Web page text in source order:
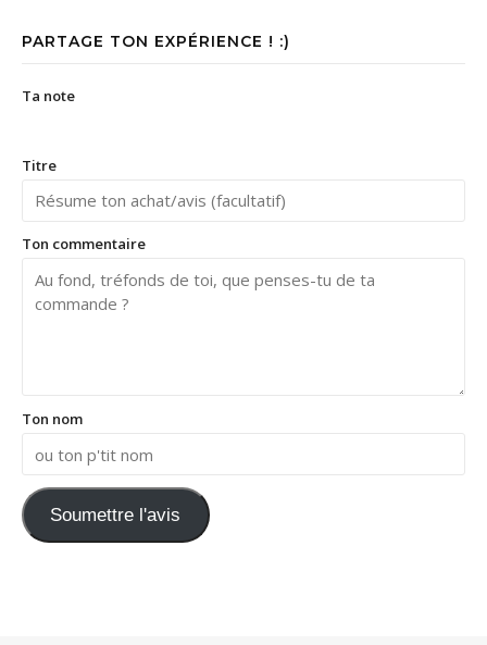
PARTAGE TON EXPÉRIENCE ! :)
Ta note
Titre
Ton commentaire
Ton nom
Soumettre l'avis